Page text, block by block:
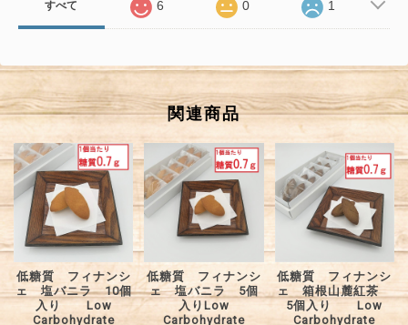
すべて 6 0 1
関連商品
低糖質 フィナンシ
ェ 塩バニラ 10個
入り Low
Carbohydrate
低糖質 フィナンシ
ェ 塩バニラ 5個
入りLow
Carbohydrate
低糖質 フィナンシ
ェ 箱根山麓紅茶
5個入り Low
Carbohydrate